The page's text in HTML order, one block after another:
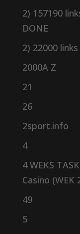
2) 157190
DONE
2) 22000
2000A Z
21
26
2sport.info
4
4 WEKS
Casino (WEK
49
5